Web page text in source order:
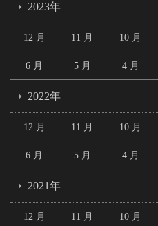
2023年
12 月 11 月 10 月
6 月 5 月 4 月
2022年
12 月 11 月 10 月
6 月 5 月 4 月
2021年
12 月 11 月 10 月